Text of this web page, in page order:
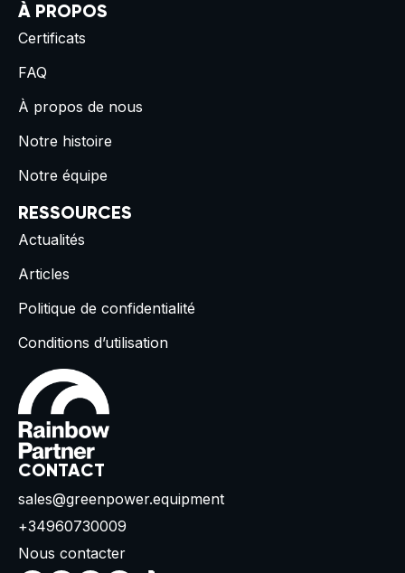
À PROPOS
Certificats
FAQ
À propos de nous
Notre histoire
Notre équipe
RESSOURCES
Actualités
Articles
Politique de confidentialité
Conditions d’utilisation
CONTACT
sales@greenpower.equipment
+34960730009
Nous contacter